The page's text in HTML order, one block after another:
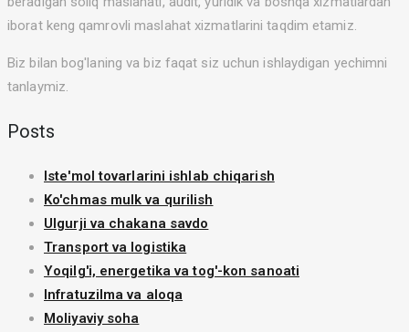
iborat keng qamrovli maslahat xizmatlarini taqdim etamiz.
Biz bilan bog'laning va biz faqat siz uchun ishlaydigan yechimni
tanlaymiz.
Posts
Iste'mol tovarlarini ishlab chiqarish
Ko'chmas mulk va qurilish
Ulgurji va chakana savdo
Transport va logistika
Yoqilg'i, energetika va tog'-kon sanoati
Infratuzilma va aloqa
Moliyaviy soha